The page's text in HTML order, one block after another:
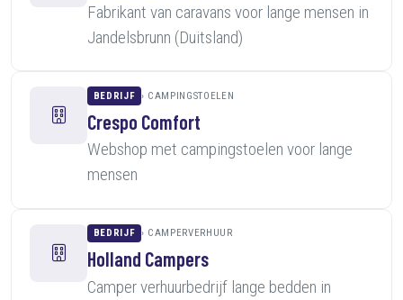
Fabrikant van caravans voor lange mensen in
Jandelsbrunn (Duitsland)
BEDRIJF CAMPINGSTOELEN
Crespo Comfort
Webshop met campingstoelen voor lange
mensen
BEDRIJF CAMPERVERHUUR
Holland Campers
Camper verhuurbedrijf lange bedden in